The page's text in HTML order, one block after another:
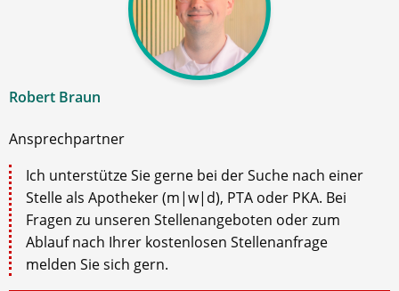
Robert Braun
Ansprechpartner
Ich unterstütze Sie gerne bei der Suche nach einer
Stelle als Apotheker (m|w|d), PTA oder PKA. Bei
Fragen zu unseren Stellenangeboten oder zum
Ablauf nach Ihrer kostenlosen Stellenanfrage
melden Sie sich gern.